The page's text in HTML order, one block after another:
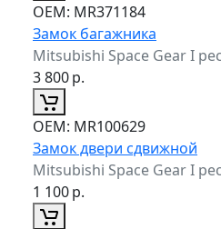
ОЕМ: MR371184
Замок багажника
Mitsubishi Space Gear I
3 800р.
ОЕМ: MR100629
Замок двери сдвижной
Mitsubishi Space Gear I
1 100р.